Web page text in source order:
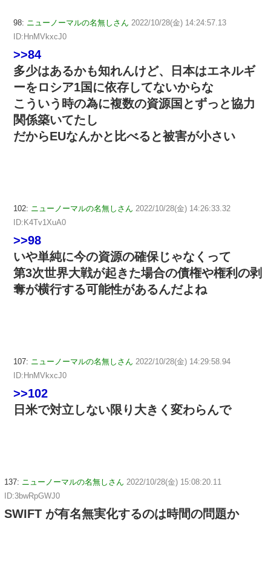
98: ニューノーマルの名無しさん 2022/10/28(金) 14:24:57.13
ID:HnMVkxcJ0
>>84
多少はあるかも知れんけど、日本はエネルギ
ーをロシア1国に依存してないからな
こういう時の為に複数の資源国とずっと協力
関係築いてたし
だからEUなんかと比べると被害が小さい
102: ニューノーマルの名無しさん 2022/10/28(金) 14:26:33.32
ID:K4Tv1XuA0
>>98
いや単純に今の資源の確保じゃなくって
第3次世界大戦が起きた場合の債権や権利の剥
奪が横行する可能性があるんだよね
107: ニューノーマルの名無しさん 2022/10/28(金) 14:29:58.94
ID:HnMVkxcJ0
>>102
日米で対立しない限り大きく変わらんで
137: ニューノーマルの名無しさん 2022/10/28(金) 15:08:20.11
ID:3bwRpGWJ0
SWIFT が有名無実化するのは時間の問題か